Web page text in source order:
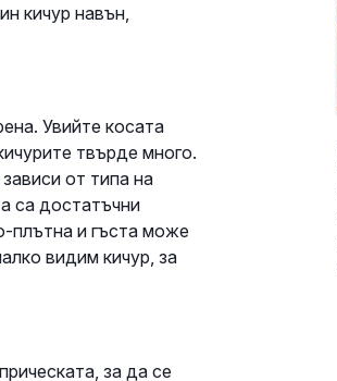
кичур навън,
Увийте косата
твърде много.
от типа на
са достатъчни
плътна и гъста може
видим кичур, за
за да се